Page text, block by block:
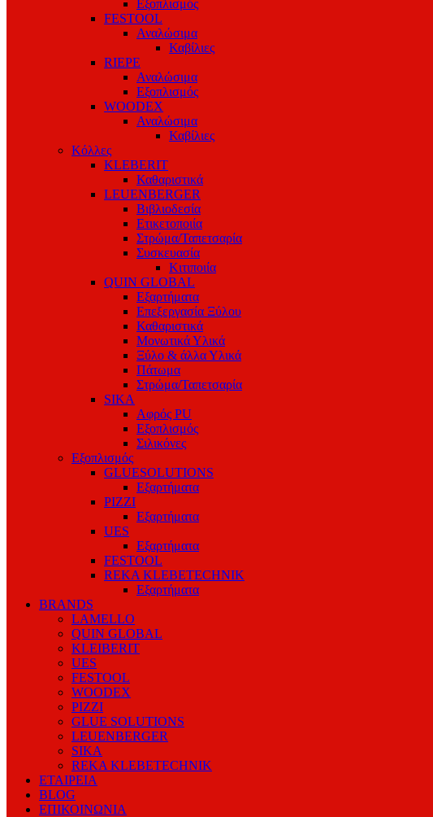
Εξοπλισμός
FESTOOL
Αναλώσιμα
Καβίλιες
RIEPE
Αναλώσιμα
Εξοπλισμός
WOODEX
Αναλώσιμα
Καβίλιες
Κόλλες
KLEBERIT
Καθαριστικά
LEUENBERGER
Βιβλιοδεσία
Ετικετοποιία
Στρώμα/Ταπετσαρία
Συσκευασία
Κιτιποιία
QUIN GLOBAL
Εξαρτήματα
Επεξεργασία Ξύλου
Καθαριστικά
Μονωτικά Υλικά
Ξύλο & άλλα Υλικά
Πάτωμα
Στρώμα/Ταπετσαρία
SIKA
Αφρός PU
Εξοπλισμός
Σιλικόνες
Εξοπλισμός
GLUESOLUTIONS
Εξαρτήματα
PIZZI
Εξαρτήματα
UES
Εξαρτήματα
FESTOOL
REKA KLEBETECHNIK
Εξαρτήματα
BRANDS
LAMELLO
QUIN GLOBAL
KLEIBERIT
UES
FESTOOL
WOODEX
PIZZI
GLUE SOLUTIONS
LEUENBERGER
SIKA
REKA KLEBETECHNIK
ΕΤΑΙΡΕΙΑ
BLOG
ΕΠΙΚΟΙΝΩΝΙΑ